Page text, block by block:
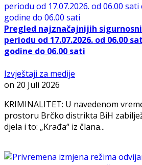
Pregled najznačajnijih
periodu od 17.07.2026. od 06.00
godine do 06.00 sati
Izvještaji za medije
on 20 Juli 2026
KRIMINALITET: U navedenom
prostoru Brčko distrikta BiH
djela i to: „Krađa“ iz člana...